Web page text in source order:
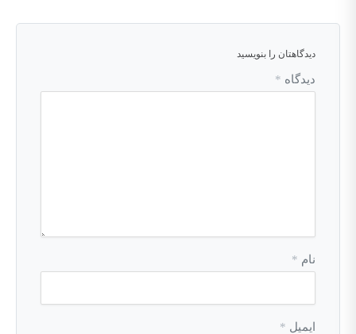
دیدگاهتان را بنویسید
دیدگاه *
نام *
ایمیل *